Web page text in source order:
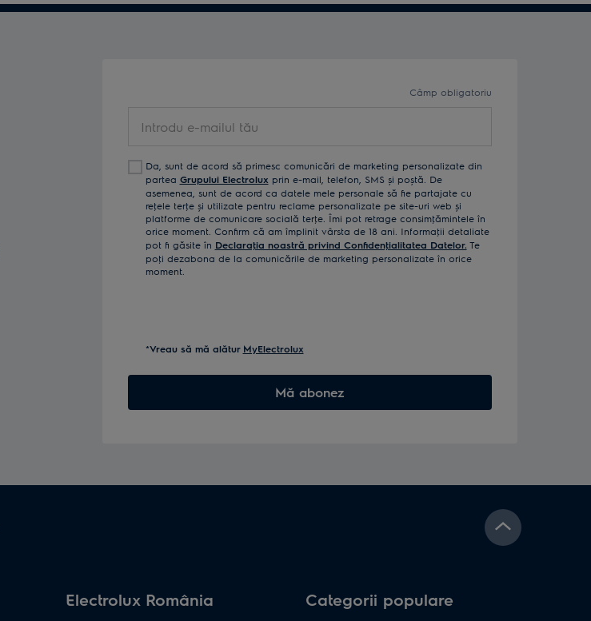
Câmp obligatoriu
tău Da, sunt de acord să primesc comunicări de marketing personalizate din
partea Grupului Electrolux prin e-mail, telefon, SMS și poștă. De
asemenea, sunt de acord ca datele mele personale să fie partajate cu
reţele terţe și utilizate pentru reclame personalizate pe site-uri web și
platforme de comunicare socială terţe. Îmi pot retrage consimţămintele în
orice moment. Confirm că am împlinit vârsta de 18 ani. Informaţii detaliate
pot fi găsite în Declaraţia noastră privind Confidenţialitatea Datelor. Te
poţi dezabona de la comunicările de marketing personalizate în orice
moment.
*Vreau să mă alătur MyElectrolux
Mă abonez
Electrolux România Categorii populare